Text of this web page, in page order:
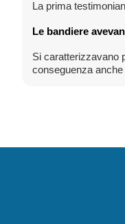
La prima
Le bandiere
Si caratterizzavano
conseguenza anche